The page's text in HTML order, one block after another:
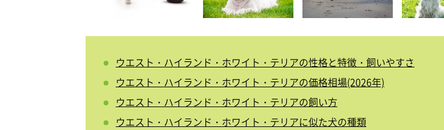
ウエスト・ハイランド・ホワイト・テリアの性格と特徴・飼いやすさ
ウエスト・ハイランド・ホワイト・テリアの価格相場(2026年)
ウエスト・ハイランド・ホワイト・テリアの飼い方
ウエスト・ハイランド・ホワイト・テリアに似た犬の種類